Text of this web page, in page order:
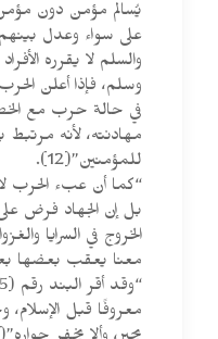
يُسالم مؤمن دون
على سواء وعدل
والسلم لا يقرره
وسلم، فإذا أعلن
في حالة حرب مع
مهادنته، لأنه مرتبط
للمؤمنين”(12).
“كما أن عبء الحرب
بل إن الجهاد فرض
معنا يعقب بعضها
معروفًا قبل